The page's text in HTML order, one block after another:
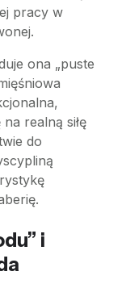
pracy w
ona „puste
realną siłę
do
i